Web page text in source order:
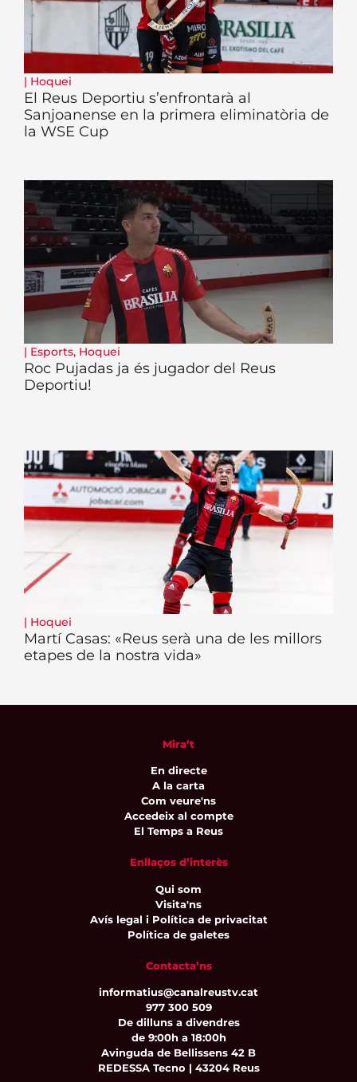
| Hoquei
El Reus Deportiu s’enfrontarà al
Sanjoanense en la primera eliminatòria de
la WSE Cup
| Esports, Hoquei
Roc Pujadas ja és jugador del Reus
Deportiu!
| Hoquei
Martí Casas: «Reus serà una de les millors
etapes de la nostra vida»
Mira’t
En directe
A la carta
Com veure'ns
Accedeix al compte
El Temps a Reus
Enllaços d’interès
Qui som
Visita'ns
Avís legal i Política de privacitat
Política de galetes
Contacta’ns
informatius@canalreustv.cat
977 300 509
De dilluns a divendres
de 9:00h a 18:00h
Avinguda de Bellissens 42 B
REDESSA Tecno | 43204 Reus